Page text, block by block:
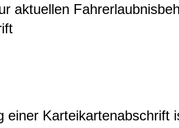
aktuellen
einer Karteikartenabschrift